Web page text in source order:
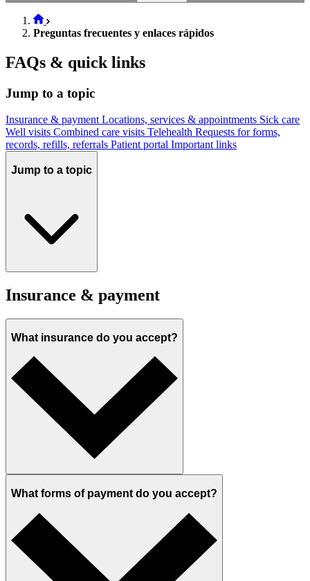
Preguntas frecuentes y enlaces rápidos
FAQs & quick links
Jump to a topic
Insurance & payment Locations, services & appointments Sick care
Well visits Combined care visits Telehealth Requests for forms,
records, refills, referrals Patient portal Important links
Jump to a topic
Insurance & payment
What insurance do you accept?
What forms of payment do you accept?